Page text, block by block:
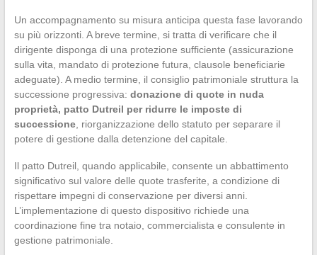
Un accompagnamento su misura anticipa questa fase lavorando
su più orizzonti. A breve termine, si tratta di verificare che il
dirigente disponga di una protezione sufficiente (assicurazione
sulla vita, mandato di protezione futura, clausole beneficiarie
adeguate). A medio termine, il consiglio patrimoniale struttura la
successione progressiva: donazione di quote in nuda
proprietà, patto Dutreil per ridurre le imposte di
successione, riorganizzazione dello statuto per separare il
potere di gestione dalla detenzione del capitale.
Il patto Dutreil, quando applicabile, consente un abbattimento
significativo sul valore delle quote trasferite, a condizione di
rispettare impegni di conservazione per diversi anni.
L’implementazione di questo dispositivo richiede una
coordinazione fine tra notaio, commercialista e consulente in
gestione patrimoniale.